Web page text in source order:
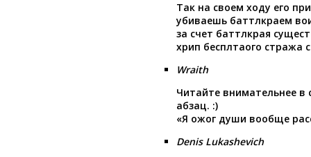
Так на своем ходу его
убиваешь баттлкраем
за счет баттлкрая
хрип бесплтаого стража
Wraith
Читайте внимательнее
абзац. :)
«Я ожог души вообще
Denis Lukashevich